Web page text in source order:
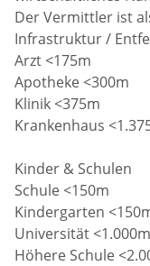
Der Vermittler ist
Infrastruktur /
Arzt <175m
Apotheke <300m
Klinik <375m
Krankenhaus
Kinder & Schulen
Schule <150m
Kindergarten
Universität <1.000m
Höhere Schule